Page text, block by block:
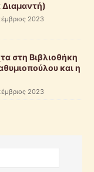
Διαμαντή)
2023
στη Βιβλιοθήκη
και η
2023